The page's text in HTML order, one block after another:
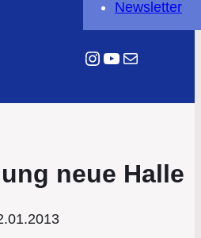
Newsletter
Instagram
YouTube
E-Mail
neue Halle